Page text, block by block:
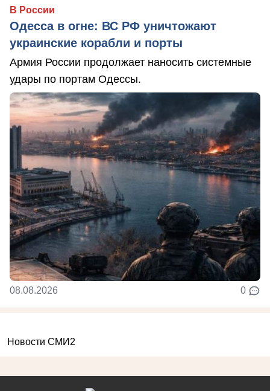
В России
Одесса в огне: ВС РФ уничтожают
украинские корабли и порты
Армия России продолжает наносить системные
удары по портам Одессы.
08.08.2026 0
Новости СМИ2